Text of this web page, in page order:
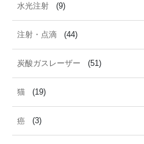
水光注射 (9)
注射・点滴 (44)
炭酸ガスレーザー (51)
猫 (19)
癌 (3)